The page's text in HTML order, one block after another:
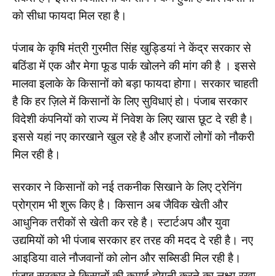
को सीधा फायदा मिल रहा है।
पंजाब के कृषि मंत्री गुरमीत सिंह खुड्डियां ने केंद्र सरकार से
बठिंडा में एक और मेगा फूड पार्क खोलने की मांग की है । इससे
मालवा इलाके के किसानों को बड़ा फायदा होगा। सरकार चाहती
है कि हर ज़िले में किसानों के लिए सुविधाएं हो। पंजाब सरकार
विदेशी कंपनियों को राज्य में निवेश के लिए खास छूट दे रही है।
इससे यहां नए कारखाने खुल रहे है और हजारों लोगों को नौकरी
मिल रही है।
सरकार ने किसानों को नई तकनीक सिखाने के लिए ट्रेनिंग
प्रोग्राम भी शुरू किए है। किसान अब जैविक खेती और
आधुनिक तरीकों से खेती कर रहे है। स्टार्टअप और युवा
उद्यमियों को भी पंजाब सरकार हर तरह की मदद दे रही है। नए
आइडिया वाले नौजवानों को लोन और सब्सिडी मिल रही है।